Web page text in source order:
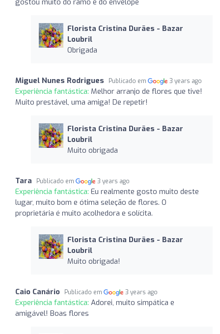
Florista Cristina Durães - Bazar
Loubril
Obrigada
Miguel Nunes Rodrigues Publicado em 3 years ago
Experiência fantástica: Melhor arranjo de flores que tive!
Muito prestável, uma amiga! De repetir!
Florista Cristina Durães - Bazar
Loubril
Muito obrigada
Tara Publicado em 3 years ago
Experiência fantástica: Eu realmente gosto muito deste
lugar, muito bom e ótima seleção de flores. O
proprietária é muito acolhedora e solícita.
Florista Cristina Durães - Bazar
Loubril
Muito obrigada!
Caio Canário Publicado em 3 years ago
Experiência fantástica: Adorei, muito simpática e
amigável! Boas flores